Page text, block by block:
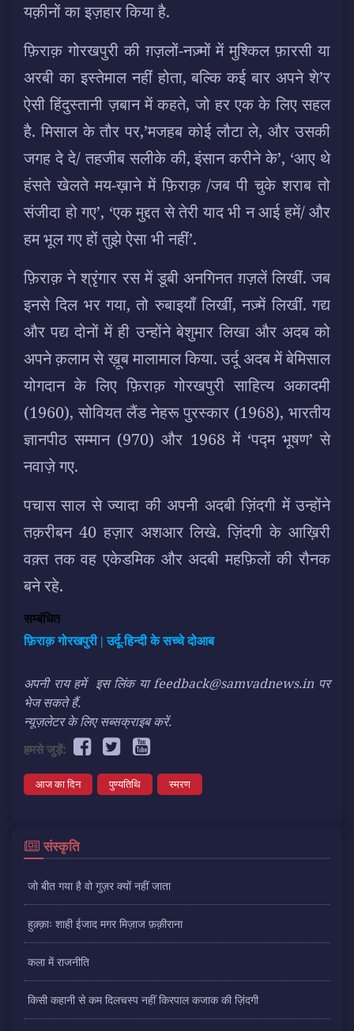
यक़ीनों का इज़हार किया है.
फ़िराक़ गोरखपुरी की ग़ज़लों-नज़्मों में मुश्किल फ़ारसी या
अरबी का इस्तेमाल नहीं होता, बल्कि कई बार अपने शे’र
ऐसी हिंदुस्तानी ज़बान में कहते, जो हर एक के लिए सहल
है. मिसाल के तौर पर,’मजहब कोई लौटा ले, और उसकी
जगह दे दे/ तहजीब सलीके की, इंसान करीने के’, ‘आए थे
हंसते खेलते मय-ख़ाने में फ़िराक़ /जब पी चुके शराब तो
संजीदा हो गए’, ‘एक मुद्दत से तेरी याद भी न आई हमें/ और
हम भूल गए हों तुझे ऐसा भी नहीं’.
फ़िराक़ ने श्रृंगार रस में डूबी अनगिनत ग़ज़लें लिखीं. जब
इनसे दिल भर गया, तो रुबाइयाँ लिखीं, नज़्में लिखीं. गद्य
और पद्य दोनों में ही उन्होंने बेशुमार लिखा और अदब को
अपने क़लाम से ख़ूब मालामाल किया. उर्दू अदब में बेमिसाल
योगदान के लिए फ़िराक़ गोरखपुरी साहित्य अकादमी
(1960), सोवियत लैंड नेहरू पुरस्कार (1968), भारतीय
ज्ञानपीठ सम्मान (970) और 1968 में ‘पद्म भूषण’ से
नवाज़े गए.
पचास साल से ज्यादा की अपनी अदबी ज़िंदगी में उन्होंने
तक़रीबन 40 हज़ार अशआर लिखे. ज़िंदगी के आख़िरी
वक़्त तक वह एकेडमिक और अदबी महफ़िलों की रौनक
बने रहे.
सम्बंधित
फ़िराक़ गोरखपुरी | उर्दू-हिन्दी के सच्चे दोआब
अपनी राय हमें इस लिंक या feedback@samvadnews.in पर
भेज सकते हैं.
न्यूज़लेटर के लिए सब्सक्राइब करें.
हमसे जुड़ें:
आज का दिन पुण्यतिथि स्मरण
संस्कृति
जो बीत गया है वो गुज़र क्यों नहीं जाता
हुक़्क़ाः शाही ईजाद मगर मिज़ाज फ़क़ीराना
कला में राजनीति
किसी कहानी से कम दिलचस्प नहीं किरपाल कजाक की ज़िंदगी